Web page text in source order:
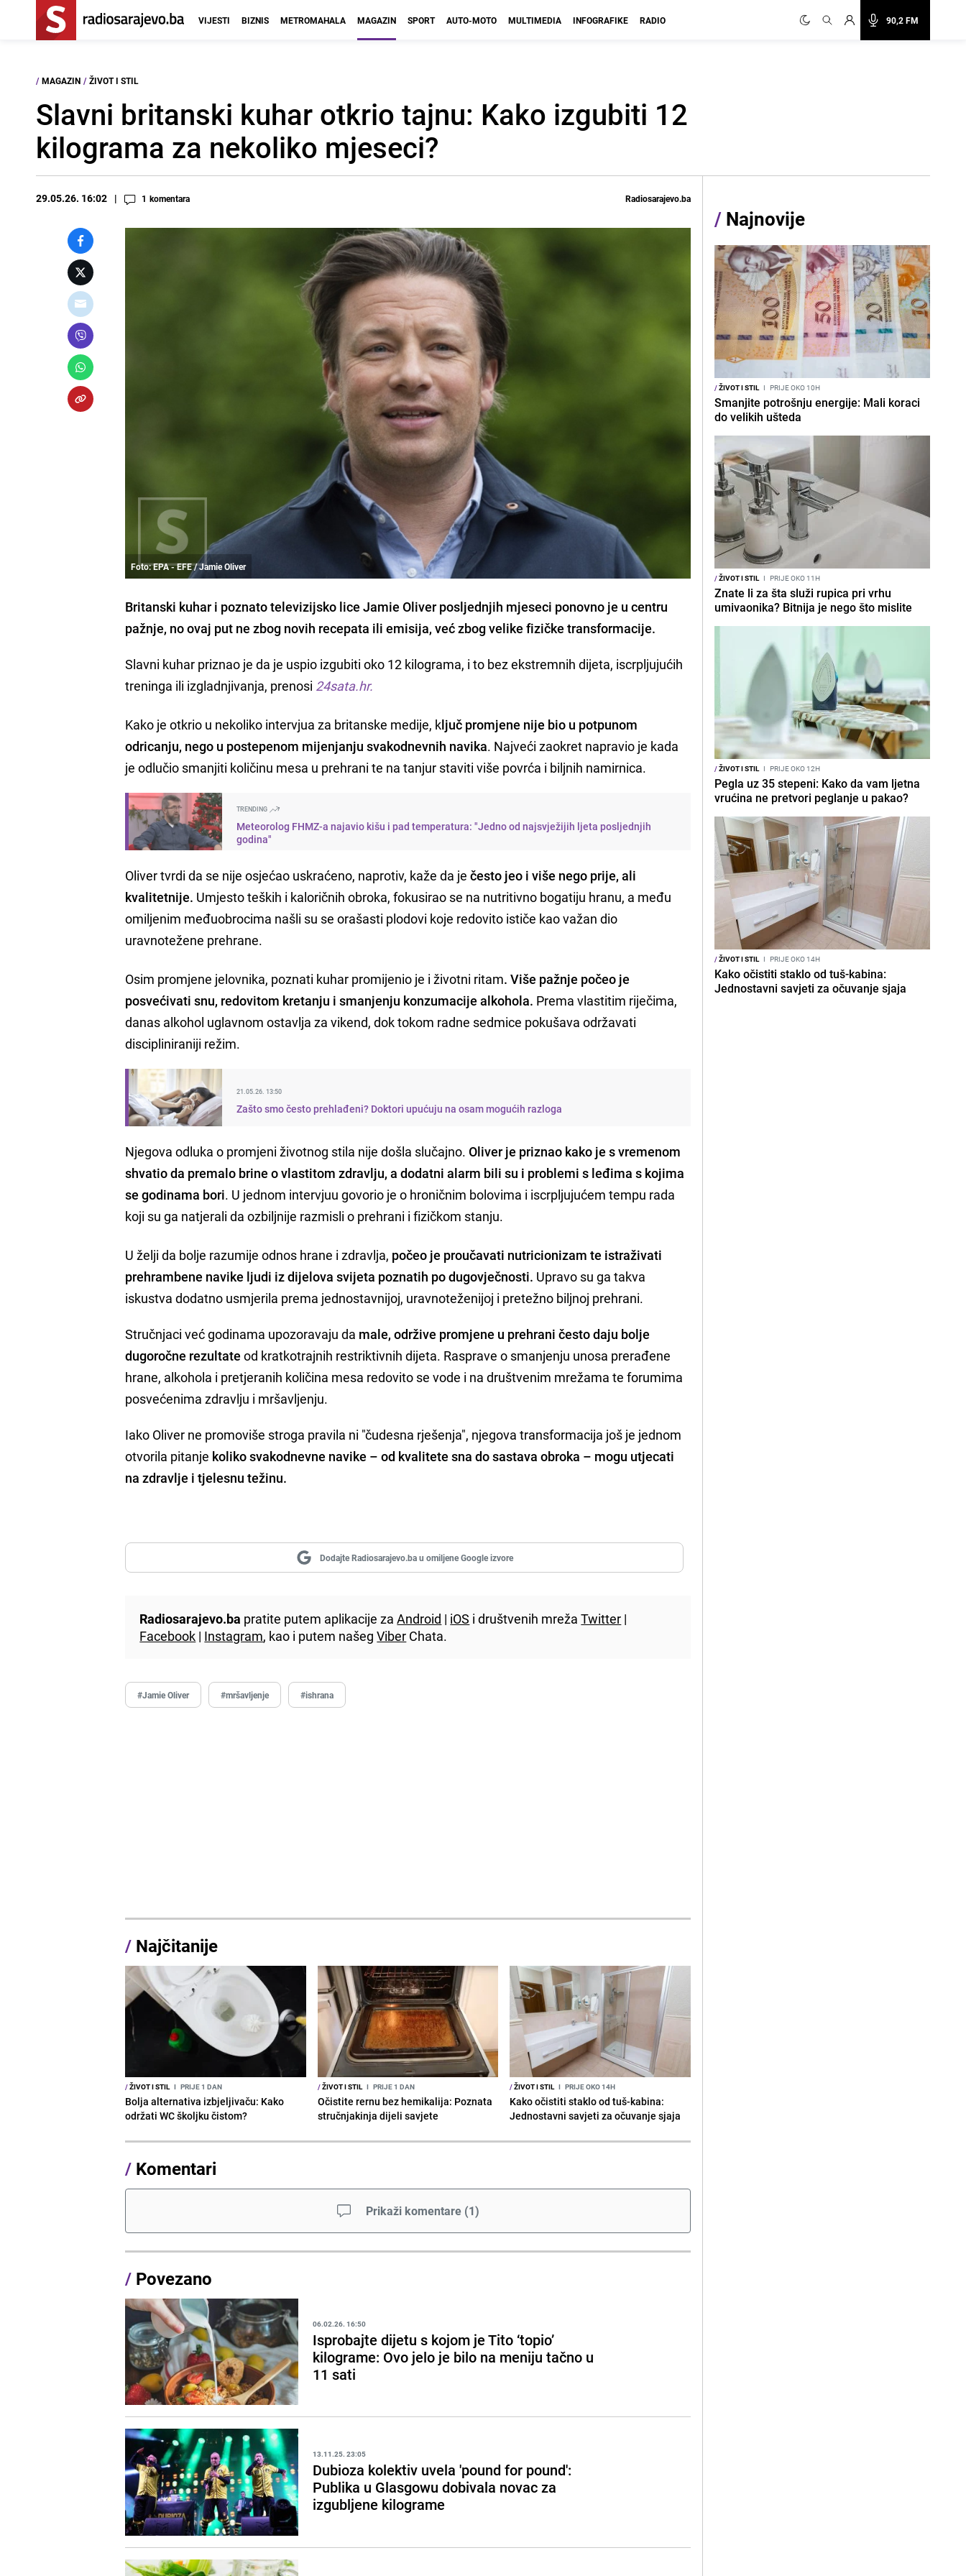
90,2 FM
VIJESTI BIZNIS METROMAHALA MAGAZIN SPORT AUTO-MOTO MULTIMEDIA INFOGRAFIKE RADIO
/ MAGAZIN / ŽIVOT I STIL
Slavni britanski kuhar otkrio tajnu: Kako izgubiti 12
kilograma za nekoliko mjeseci?
29.05.26. 16:02 1 komentara Radiosarajevo.ba
Foto: EPA - EFE / Jamie Oliver
Britanski kuhar i poznato televizijsko lice Jamie Oliver posljednjih mjeseci ponovno je u centru
pažnje, no ovaj put ne zbog novih recepata ili emisija, već zbog velike fizičke transformacije.
Slavni kuhar priznao je da je uspio izgubiti oko 12 kilograma, i to bez ekstremnih dijeta, iscrpljujućih
treninga ili izgladnjivanja, prenosi 24sata.hr.
Kako je otkrio u nekoliko intervjua za britanske medije, ključ promjene nije bio u potpunom
odricanju, nego u postepenom mijenjanju svakodnevnih navika. Najveći zaokret napravio je kada
je odlučio smanjiti količinu mesa u prehrani te na tanjur staviti više povrća i biljnih namirnica.
TRENDING
Meteorolog FHMZ-a najavio kišu i pad temperatura: "Jedno od najsvježijih ljeta posljednjih
godina"
Oliver tvrdi da se nije osjećao uskraćeno, naprotiv, kaže da je često jeo i više nego prije, ali
kvalitetnije. Umjesto teških i kaloričnih obroka, fokusirao se na nutritivno bogatiju hranu, a među
omiljenim međuobrocima našli su se orašasti plodovi koje redovito ističe kao važan dio
uravnotežene prehrane.
Osim promjene jelovnika, poznati kuhar promijenio je i životni ritam. Više pažnje počeo je
posvećivati snu, redovitom kretanju i smanjenju konzumacije alkohola. Prema vlastitim riječima,
danas alkohol uglavnom ostavlja za vikend, dok tokom radne sedmice pokušava održavati
discipliniraniji režim.
21.05.26. 13:50
Zašto smo često prehlađeni? Doktori upućuju na osam mogućih razloga
Njegova odluka o promjeni životnog stila nije došla slučajno. Oliver je priznao kako je s vremenom
shvatio da premalo brine o vlastitom zdravlju, a dodatni alarm bili su i problemi s leđima s kojima
se godinama bori. U jednom intervjuu govorio je o hroničnim bolovima i iscrpljujućem tempu rada
koji su ga natjerali da ozbiljnije razmisli o prehrani i fizičkom stanju.
U želji da bolje razumije odnos hrane i zdravlja, počeo je proučavati nutricionizam te istraživati
prehrambene navike ljudi iz dijelova svijeta poznatih po dugovječnosti. Upravo su ga takva
iskustva dodatno usmjerila prema jednostavnijoj, uravnoteženijoj i pretežno biljnoj prehrani.
Stručnjaci već godinama upozoravaju da male, održive promjene u prehrani često daju bolje
dugoročne rezultate od kratkotrajnih restriktivnih dijeta. Rasprave o smanjenju unosa prerađene
hrane, alkohola i pretjeranih količina mesa redovito se vode i na društvenim mrežama te forumima
posvećenima zdravlju i mršavljenju.
Iako Oliver ne promoviše stroga pravila ni "čudesna rješenja", njegova transformacija još je jednom
otvorila pitanje koliko svakodnevne navike – od kvalitete sna do sastava obroka – mogu utjecati
na zdravlje i tjelesnu težinu.
Dodajte Radiosarajevo.ba u omiljene Google izvore
Radiosarajevo.ba pratite putem aplikacije zaAndroid | iOS i društvenih mrežaTwitter |
Facebook | Instagram, kao i putem našegViber Chata.
#Jamie Oliver #mršavljenje #ishrana
/ Najčitanije
/ŽIVOT I STIL I PRIJE 1 DAN
Bolja alternativa izbjeljivaču: Kako
održati WC školjku čistom?
/ŽIVOT I STIL I PRIJE 1 DAN
Očistite rernu bez hemikalija: Poznata
stručnjakinja dijeli savjete
/ŽIVOT I STIL I PRIJE OKO 14H
Kako očistiti staklo od tuš-kabina:
Jednostavni savjeti za očuvanje sjaja
/ Komentari
Prikaži komentare (1)
/ Povezano
06.02.26. 16:50
Isprobajte dijetu s kojom je Tito ‘topio’
kilograme: Ovo jelo je bilo na meniju tačno u
11 sati
13.11.25. 23:05
Dubioza kolektiv uvela 'pound for pound':
Publika u Glasgowu dobivala novac za
izgubljene kilograme
/ Najnovije
/ŽIVOT I STIL I PRIJE OKO 10H
Smanjite potrošnju energije: Mali koraci
do velikih ušteda
/ŽIVOT I STIL I PRIJE OKO 11H
Znate li za šta služi rupica pri vrhu
umivaonika? Bitnija je nego što mislite
/ŽIVOT I STIL I PRIJE OKO 12H
Pegla uz 35 stepeni: Kako da vam ljetna
vrućina ne pretvori peglanje u pakao?
/ŽIVOT I STIL I PRIJE OKO 14H
Kako očistiti staklo od tuš-kabina:
Jednostavni savjeti za očuvanje sjaja